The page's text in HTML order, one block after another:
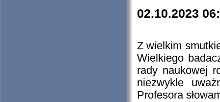
02.10.2023
Z wielkim
Wielkiego
rady naukowej
niezwykle
Profesora